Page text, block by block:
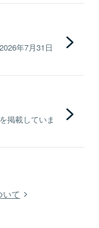
年7月31日
掲載していま
て